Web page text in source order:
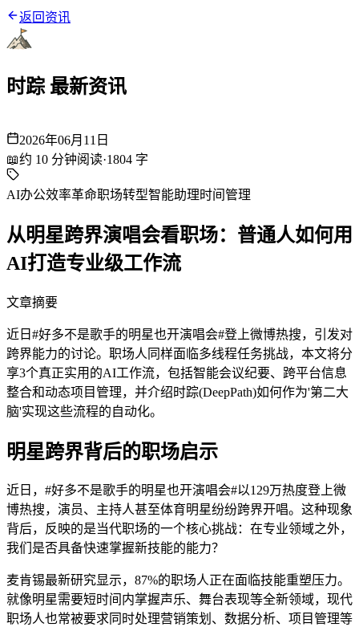
返回资讯
时踪 最新资讯
2026年06月11日
📖约 10 分钟阅读·1804 字
AI办公效率革命职场转型智能助理时间管理
从明星跨界演唱会看职场：普通人如何用
AI打造专业级工作流
文章摘要
近日#好多不是歌手的明星也开演唱会#登上微博热搜，引发对
跨界能力的讨论。职场人同样面临多线程任务挑战，本文将分
享3个真正实用的AI工作流，包括智能会议纪要、跨平台信息
整合和动态项目管理，并介绍时踪(DeepPath)如何作为'第二大
脑'实现这些流程的自动化。
明星跨界背后的职场启示
近日，#好多不是歌手的明星也开演唱会#以129万热度登上微
博热搜，演员、主持人甚至体育明星纷纷跨界开唱。这种现象
背后，反映的是当代职场的一个核心挑战：在专业领域之外，
我们是否具备快速掌握新技能的能力？
麦肯锡最新研究显示，87%的职场人正在面临技能重塑压力。
就像明星需要短时间内掌握声乐、舞台表现等全新领域，现代
职场人也常被要求同时处理营销策划、数据分析、项目管理等